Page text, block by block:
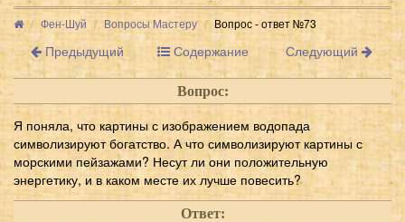
Фен-Шуй Вопросы Мастеру Вопрос - ответ №73
Предыдущий Содержание Следующий
Вопрос:
Я поняла, что картины с изображением водопада
символизируют богатство. А что символизируют картины с
морскими пейзажами? Несут ли они положительную
энергетику, и в каком месте их лучше повесить?
Ответ: